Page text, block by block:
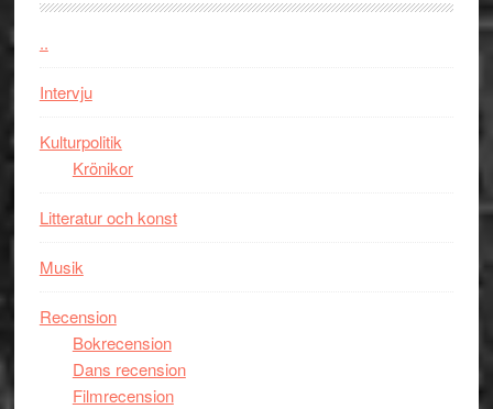
vara
..
Intervju
Kulturpolitik
Krönikor
Litteratur och konst
Musik
Recension
Bokrecension
Dans recension
Filmrecension